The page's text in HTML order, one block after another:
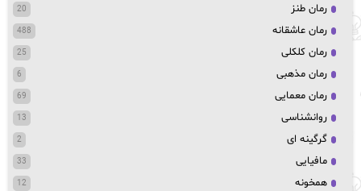
رمان طنز 20
رمان عاشقانه 488
رمان کلکلی 25
رمان مذهبی 6
رمان معمایی 69
روانشناسی 13
گرگینه ای 2
مافیایی 33
همخونه 12